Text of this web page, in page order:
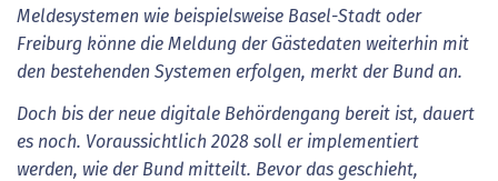
Meldesystemen wie beispielsweise Basel-Stadt oder
Freiburg könne die Meldung der Gästedaten weiterhin mit
den bestehenden Systemen erfolgen, merkt der Bund an.
Doch bis der neue digitale Behördengang bereit ist, dauert
es noch. Voraussichtlich 2028 soll er implementiert
werden, wie der Bund mitteilt. Bevor das geschieht,